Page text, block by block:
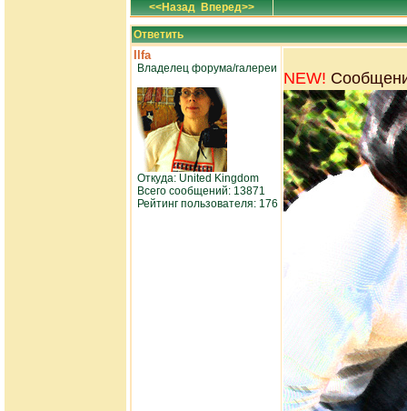
<<Назад Вперед>>
Ответить
Ilfa
Владелец форума/галереи
Откуда: United Kingdom
Всего сообщений: 13871
Рейтинг пользователя: 176
NEW!